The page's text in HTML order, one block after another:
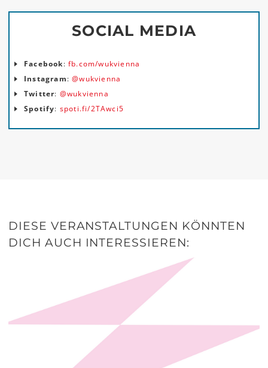
SOCIAL MEDIA
Facebook:fb.com/wukvienna
Instagram:@wukvienna
Twitter: @wukvienna
Spotify: spoti.fi/2TAwci5
DIESE VERANSTALTUNGEN KÖNNTEN
DICH AUCH INTERESSIEREN: